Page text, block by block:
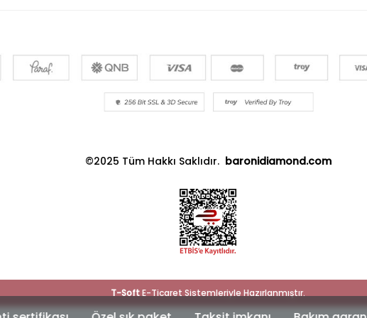
©2025 Tüm Hakkı Saklıdır. baronidiamond.com
T-SoftE-Ticaret Sistemleriyle Hazırlanmıştır.